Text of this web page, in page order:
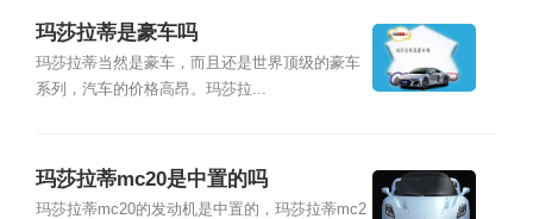
玛莎拉蒂是豪车吗
玛莎拉蒂当然是豪车，而且还是世界顶级的豪车
系列，汽车的价格高昂。玛莎拉...
玛莎拉蒂mc20是中置的吗
玛莎拉蒂mc20的发动机是中置的，玛莎拉蒂mc2